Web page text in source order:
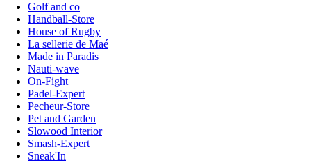
Golf and co
Handball-Store
House of Rugby
La sellerie de Maé
Made in Paradis
Nauti-wave
On-Fight
Padel-Expert
Pecheur-Store
Pet and Garden
Slowood Interior
Smash-Expert
Sneak'In